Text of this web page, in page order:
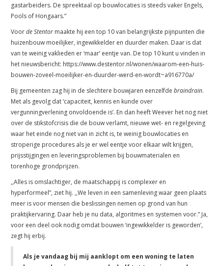
gastarbeiders. De spreektaal op bouwlocaties is steeds vaker Engels,
Pools of Hongaars.”
Voorde Stentor maakte hij een top 10 van belangrijkste pijnpunten die
huizenbouw moeilijker, ingewikkelder en duurder maken. Daar is dat
van te weinig vaklieden er ‘maar’ eentje van. De top 10 kunt u vinden in
het nieuwsbericht: https://www.destentor.nl/wonen/waarom-een-huis-
bouwen-zoveel-moeilijker-en-duurder-werd-en-wordt~a916770a/
Bij gemeenten zag hij in de slechtere bouwjaren eenzelfdebraindrain.
Met als gevolg dat ‘capaciteit, kennis en kunde over
vergunningverlening onvoldoende is’. En dan heeft Weever het nog niet
over de stikstofcrisis die de bouw verlamt, nieuwe wet- en regelgeving
waar het einde nog niet van in zicht is, te weinig bouwlocaties en
stroperige procedures als je er wel eentje voor elkaar wilt krijgen,
prijsstijgingen en leveringsproblemen bij bouwmaterialen en
torenhoge grondprijzen.
,,Alles is omslachtiger, de maatschappij is complexer en
hyperformeel”, ziet hij. ,,We leven in een samenleving waar geen plaats
meer is voor mensen die beslissingen nemen op grond van hun
praktijkervaring. Daar heb je nu data, algoritmes en systemen voor.” Ja,
voor een deel ook nodig omdat bouwen ‘ingewikkelder is geworden’,
zegt hij erbij.
Als je vandaag bij mij aanklopt om een woning te laten